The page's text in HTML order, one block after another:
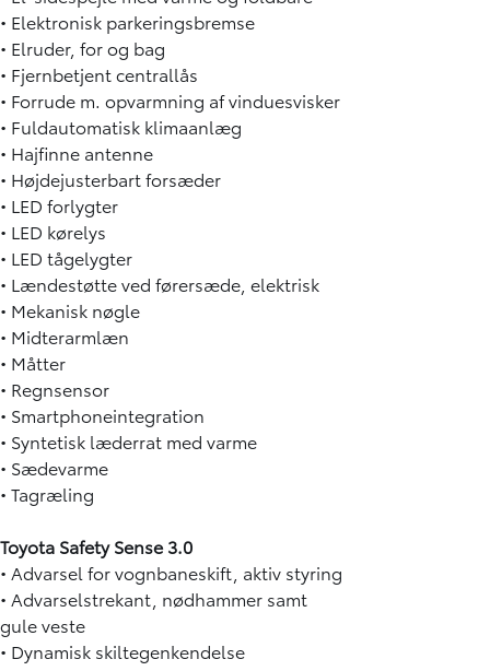
• Elektronisk parkeringsbremse
• Elruder, for og bag
• Fjernbetjent centrallås
• Forrude m. opvarmning af vinduesvisker
• Fuldautomatisk klimaanlæg
• Hajfinne antenne
• Højdejusterbart forsæder
• LED forlygter
• LED kørelys
• LED tågelygter
• Lændestøtte ved førersæde, elektrisk
• Mekanisk nøgle
• Midterarmlæn
• Måtter
• Regnsensor
• Smartphoneintegration
• Syntetisk læderrat med varme
• Sædevarme
• Tagræling
Toyota Safety Sense 3.0
• Advarsel for vognbaneskift, aktiv styring
• Advarselstrekant, nødhammer samt
gule veste
• Dynamisk skiltegenkendelse